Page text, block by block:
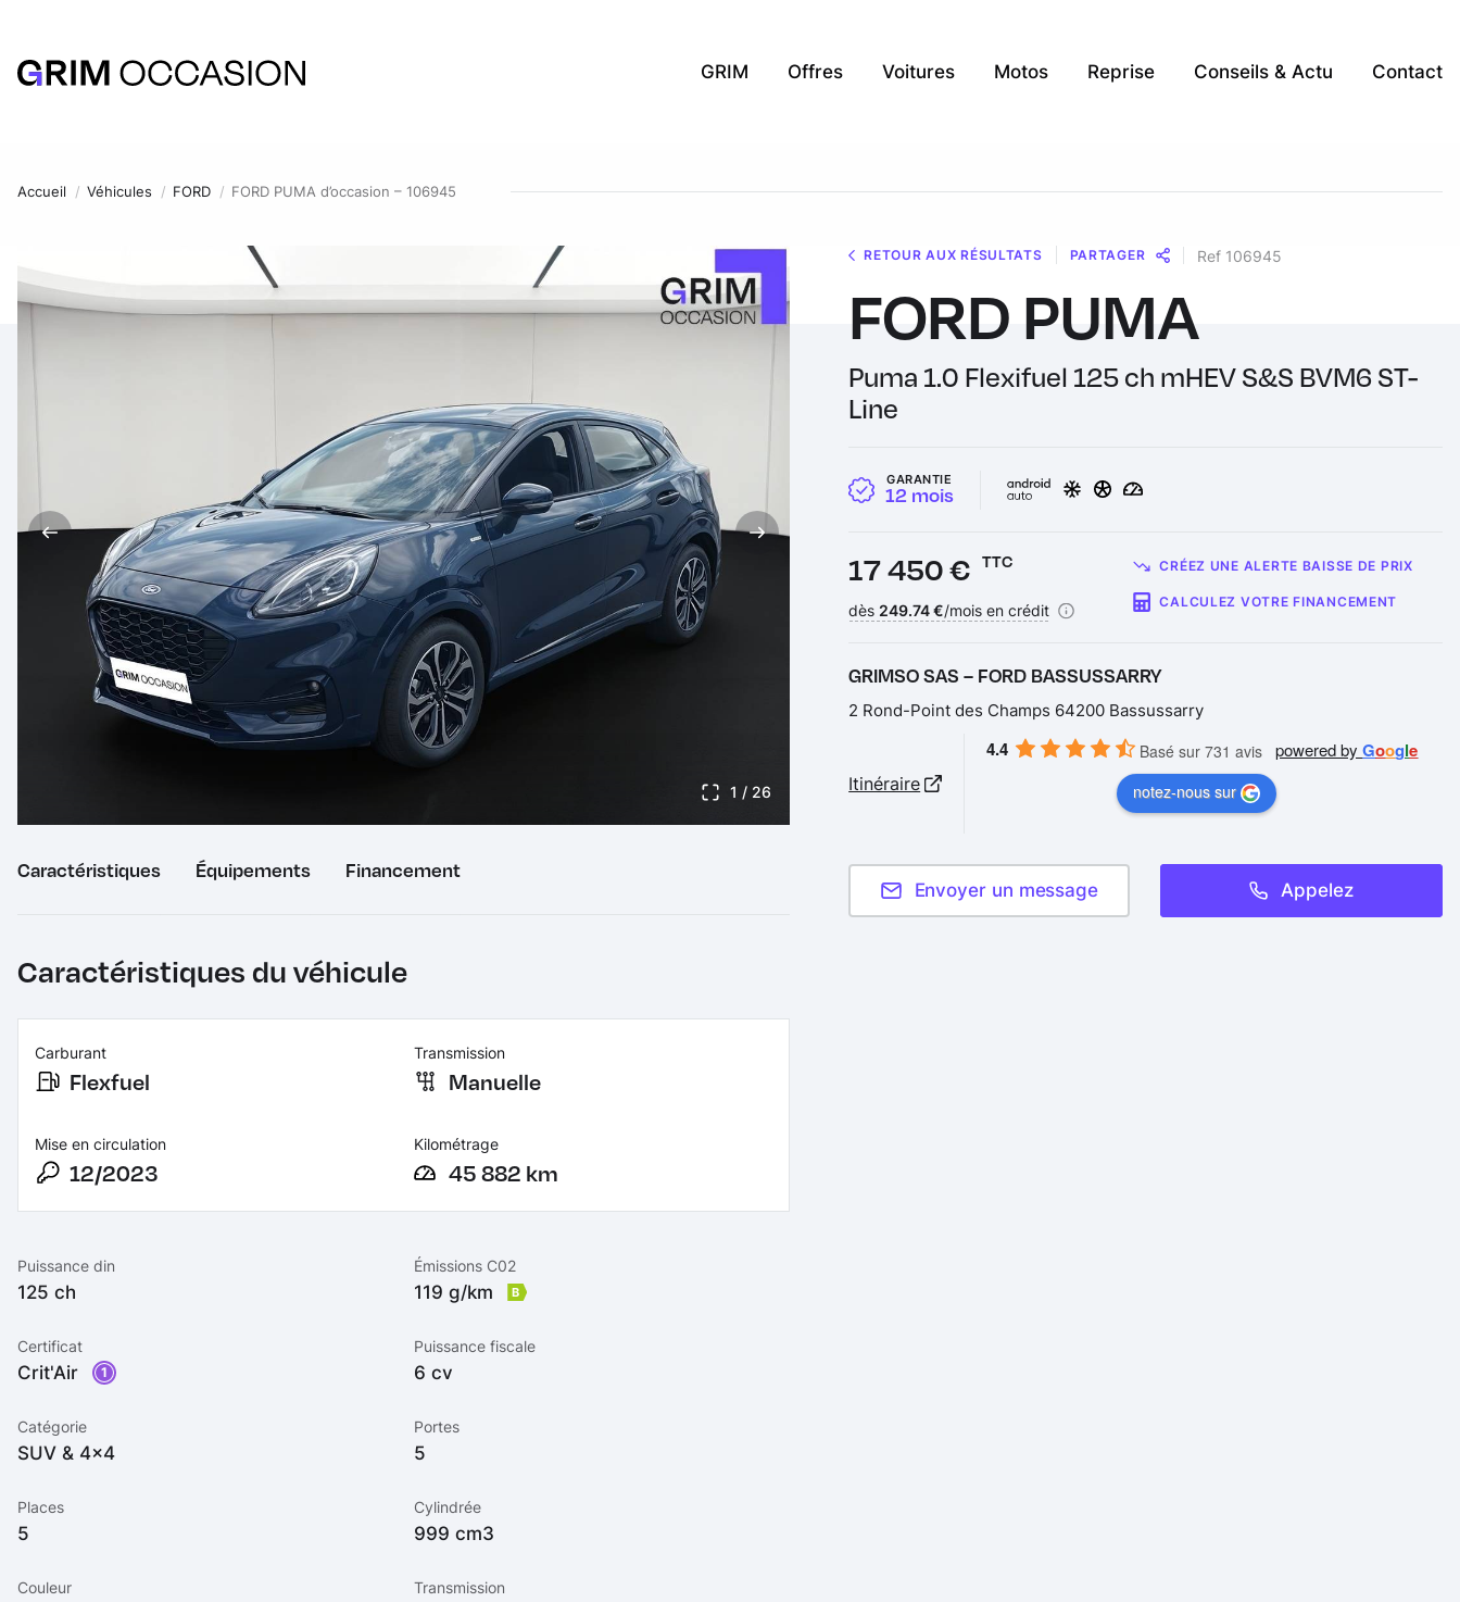
GRIM Offres Voitures Motos Reprise Conseils & Actu Contact
Accueil Véhicules FORD FORD PUMA d’occasion – 106945
1 / 26
RETOUR AUX RÉSULTATS PARTAGER
Message
Messenger
WhatsApp
Ref 106945
FORD PUMA
Puma 1.0 Flexifuel 125 ch mHEV S&S BVM6 ST-
Line
GARANTIE
12 mois
Prix :
17 450 € TTC
Financement :
dès 249.74 €/mois en crédit
CRÉEZ UNE ALERTE BAISSE DE PRIX
CALCULEZ VOTRE FINANCEMENT
GRIMSO SAS – FORD BASSUSSARRY
2 Rond-Point des Champs 64200 Bassussarry
Itinéraire
4.4 Basé sur 731 avis powered byGoogle
notez-nous sur
Envoyer un message Appelez
Caractéristiques Équipements Financement
Caractéristiques du véhicule
Carburant
Flexfuel
Transmission
Manuelle
Mise en circulation
12/2023
Kilométrage
45 882 km
Puissance din
125 ch
Émissions C02
119 g/km B
Certificat
Crit'Air 1
Puissance fiscale
6 cv
Catégorie
SUV & 4x4
Portes
5
Places
5
Cylindrée
999 cm3
Couleur Transmission